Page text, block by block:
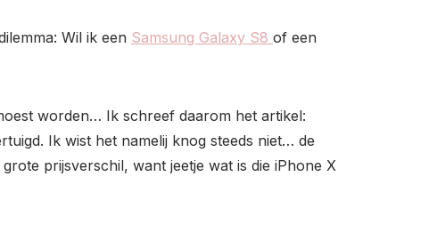
Wil ik een Samsung Galaxy S8 of een
worden… Ik schreef daarom het artikel:
Ik wist het namelij knog steeds niet… de
prijsverschil, want jeetje wat is die iPhone X